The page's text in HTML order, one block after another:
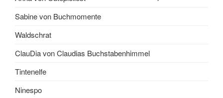
Sabine von Buchmomente
Waldschrat
ClauDia von Claudias Buchstabenhimmel
Tintenelfe
Ninespo